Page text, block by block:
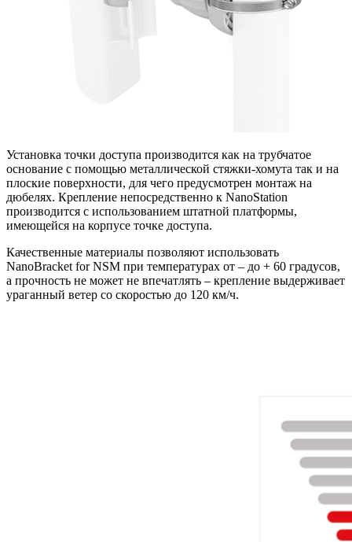
Установка точки доступа производится как на трубчатое
основание с помощью металлической стяжки-хомута так и на
плоские поверхности, для чего предусмотрен монтаж на
дюбелях. Крепление непосредственно к NanoStation
производится с использованием штатной платформы,
имеющейся на корпусе точке доступа.
Качественные материалы позволяют использовать
NanoBracket for NSM при температурах от – до + 60 градусов,
а прочность не может не впечатлять – крепление выдерживает
ураганный ветер со скоростью до 120 км/ч.